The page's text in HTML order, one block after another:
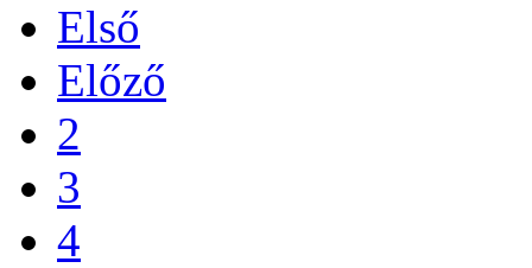
Első
Előző
2
3
4